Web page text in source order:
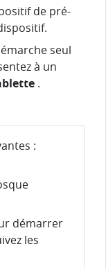
de pré-
seul
à un
.
:
démarrer
les